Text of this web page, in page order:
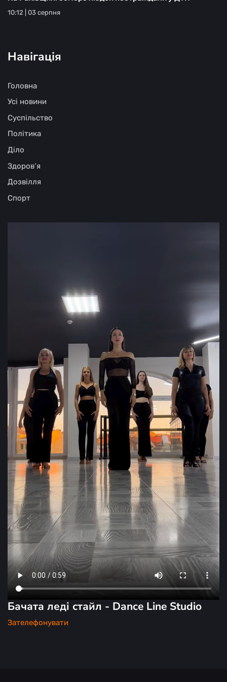
10:12 | 03 серпня
Навігація
Головна
Усі новини
Суспільство
Політика
Діло
Здоров‘я
Дозвілля
Спорт
Бачата леді стайл - Dance Line Studio
Зателефонувати